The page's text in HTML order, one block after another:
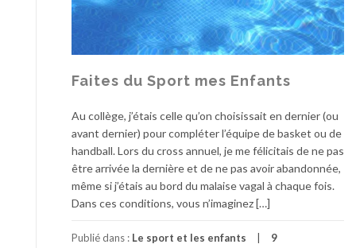
Faites du Sport mes Enfants
Au collège, j’étais celle qu’on choisissait en dernier (ou
avant dernier) pour compléter l’équipe de basket ou de
handball. Lors du cross annuel, je me félicitais de ne pas
être arrivée la dernière et de ne pas avoir abandonnée,
même si j’étais au bord du malaise vagal à chaque fois.
Dans ces conditions, vous n’imaginez […]
Publié dans : Le sport et les enfants 9